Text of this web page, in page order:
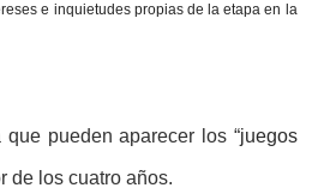
e inquietudes propias de la etapa en la
pueden aparecer los “juegos
de los cuatro años.